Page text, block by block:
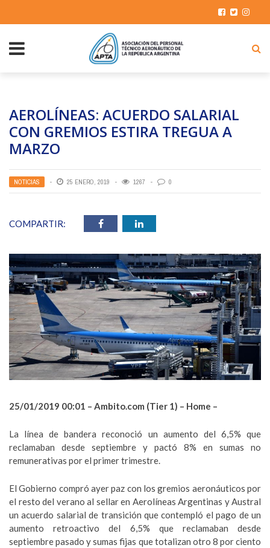
AEROLÍNEAS: ACUERDO SALARIAL
CON GREMIOS ESTIRA TREGUA A
MARZO
NOTICIAS 25 ENERO, 2019 1267 0
COMPARTIR:
25/01/2019 00:01 – Ambito.com (Tier 1) – Home –
La línea de bandera reconoció un aumento del 6,5% que
reclamaban desde septiembre y pactó 8% en sumas no
remunerativas por el primer trimestre.
El Gobierno compró ayer paz con los gremios aeronáuticos por
el resto del verano al sellar en Aerolíneas Argentinas y Austral
un acuerdo salarial de transición que contempló el pago de un
aumento retroactivo del 6,5% que reclamaban desde
septiembre pasado y sumas fijas que totalizan otro 8 por ciento